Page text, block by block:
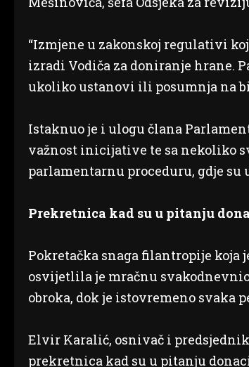
“Izmjene u zakonskoj regulativi
izradi Vodiča za doniranje hrane.
ukoliko ustanovi ili posumnja na
Istaknuo je i ulogu člana
važnost inicijative te sa nekoliko
parlamentarnu proceduru, gdje su
Prekretnica kad su u pitanju
Pokretačka snaga filantropije koja
osvijetlila je mračnu
obroka, dok je istovremeno svaka
Elvir Karalić, osnivač i
prekretnica kad su u pitanju